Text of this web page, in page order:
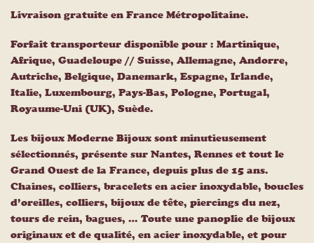
Livraison gratuite en France Métropolitaine.
Forfait transporteur disponible pour : Martinique,
Afrique, Guadeloupe // Suisse, Allemagne, Andorre,
Autriche, Belgique, Danemark, Espagne, Irlande,
Italie, Luxembourg, Pays-Bas, Pologne, Portugal,
Royaume-Uni (UK), Suède.
Les bijoux Moderne Bijoux sont minutieusement
sélectionnés, présente sur Nantes, Rennes et tout le
Grand Ouest de la France, depuis plus de 15 ans.
Chaines, colliers, bracelets en acier inoxydable, boucles
d’oreilles, colliers, bijoux de tête, piercings du nez,
tours de rein, bagues, … Toute une panoplie de bijoux
originaux et de qualité, en acier inoxydable, et pour